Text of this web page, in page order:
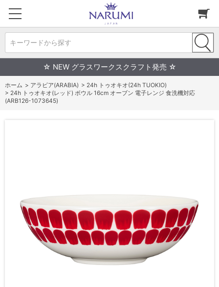
キーワードから探す
☆ NEW グラスワークスクラフト発売 ☆
ホーム > アラビア(ARABIA) > 24h トゥオキオ(24h TUOKIO)
> 24h トゥオキオ(レッド) ボウル 16cm オーブン 電子レンジ 食洗機対応
(ARB126-1073645)